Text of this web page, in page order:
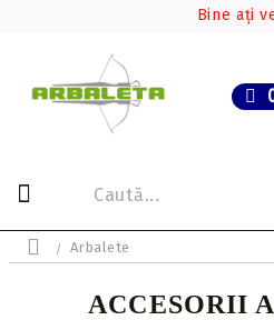
Bine ați
Arbalete
ACCESORII